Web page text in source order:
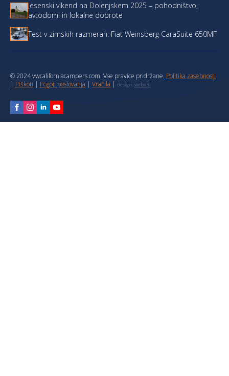
Jesenski vikend na Dolenjskem 2025 – pohodništvo,
avtodomi in lokalne dobrote
Test v zimskih razmerah: Fiat Weinsberg CaraSuite 650MF
© 2024 vwcaliforniacampers.com. Vse pravice pridržane. Politika zasebnosti
| Piškoti | Pogoji poslovanja | Vračila | design:webx.si